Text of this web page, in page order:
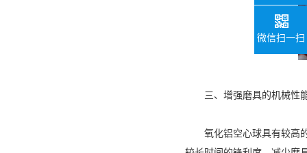
三、增强磨具的机械性
氧化铝空心球具有较高的
微信扫一扫